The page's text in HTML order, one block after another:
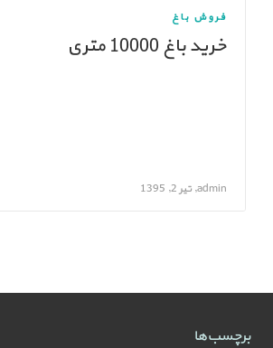
فروش باغ
خرید باغ 10000 متری
admin, تیر 2, 1395
برچسب‌ها